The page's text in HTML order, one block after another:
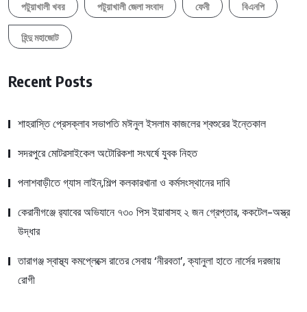
পটুয়াখালী খবর পটুয়াখালী জেলা সংবাদ ফেনী বিএনপি
হিন্দু মহাজোট
Recent Posts
শাহরাস্তি প্রেসক্লাব সভাপতি মঈনুল ইসলাম কাজলের শ্বশুরের ইন্তেকাল
সদরপুরে মোটরসাইকেল অটোরিকশা সংঘর্ষে যুবক নিহত
পলাশবাড়ীতে গ্যাস লাইন,শিল্প কলকারখানা ও কর্মসংস্থানের দাবি
কেরানীগঞ্জে র‍্যাবের অভিযানে ৭৩০ পিস ইয়াবাসহ ২ জন গ্রেপ্তার, ককটেল-অস্ত্র
উদ্ধার
তারাগঞ্জ স্বাস্থ্য কমপ্লেক্সে রাতের সেবায় ‘নীরবতা’, ক্যানুলা হাতে নার্সের দরজায়
রোগী